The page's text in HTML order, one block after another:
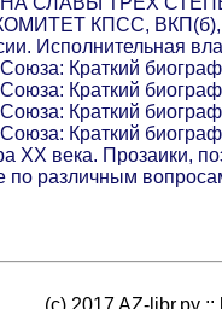
КПСС, ВКП(б),
Исполнительная
Краткий
Краткий
Краткий
Краткий
XX века. Прозаики,
по различным